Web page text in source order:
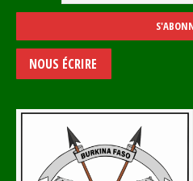
NOUS ÉCRIRE